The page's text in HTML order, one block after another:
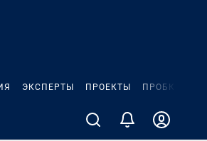
ЭКСПЕРТЫ ПРОЕКТЫ ПРОБКИ